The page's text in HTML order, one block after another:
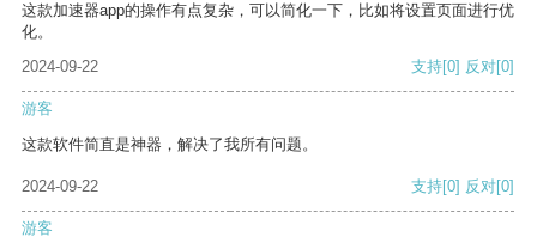
这款加速器app的操作有点复杂，可以简化一下，比如将设置页面进行优
化。
2024-09-22
支持[0] 反对[0]
游客
这款软件简直是神器，解决了我所有问题。
2024-09-22 支持[0] 反对[0]
游客